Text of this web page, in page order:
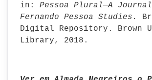
in:
Pessoa Plural—A
Fernando Pessoa Studies.
Digital Repository. Brown
Library, 2018.